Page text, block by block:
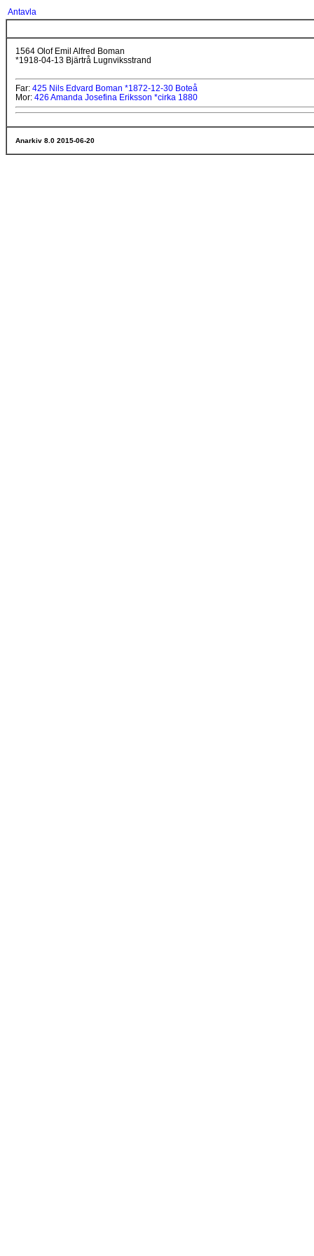
Antavla
1564 Olof Emil Alfred Boman
*1918-04-13 Bjärtrå Lugnviksstrand
Far: 425 Nils Edvard Boman *1872-12-30 Boteå
Mor: 426 Amanda Josefina Eriksson *cirka 1880
Anarkiv 8.0 2015-06-20